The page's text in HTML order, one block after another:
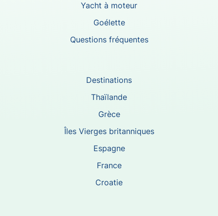
Yacht à moteur
Goélette
Questions fréquentes
Destinations
Thaïlande
Grèce
Îles Vierges britanniques
Espagne
France
Croatie